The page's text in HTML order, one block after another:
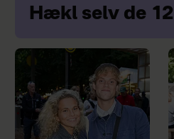
Hækl selv de